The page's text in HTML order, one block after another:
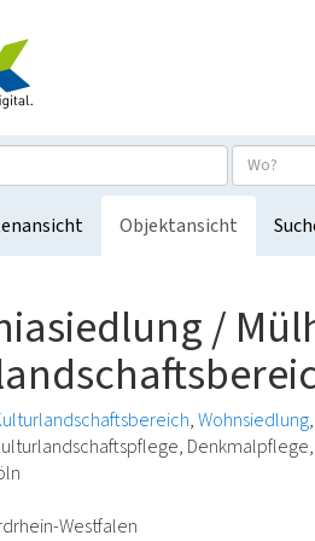
Objektansicht
/
Wohnsiedlung
Westfalen